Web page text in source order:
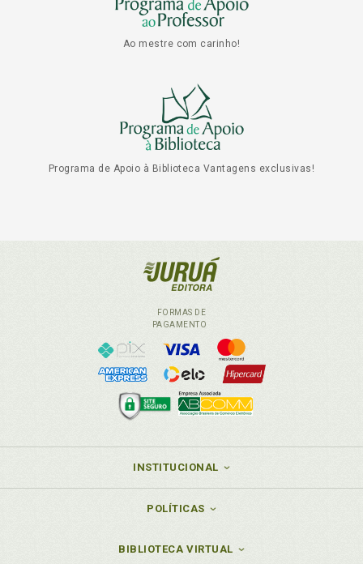
Ao mestre com carinho!
Programa de Apoio à Biblioteca Vantagens exclusivas!
FORMAS DE
PAGAMENTO
INSTITUCIONAL
POLÍTICAS
BIBLIOTECA VIRTUAL